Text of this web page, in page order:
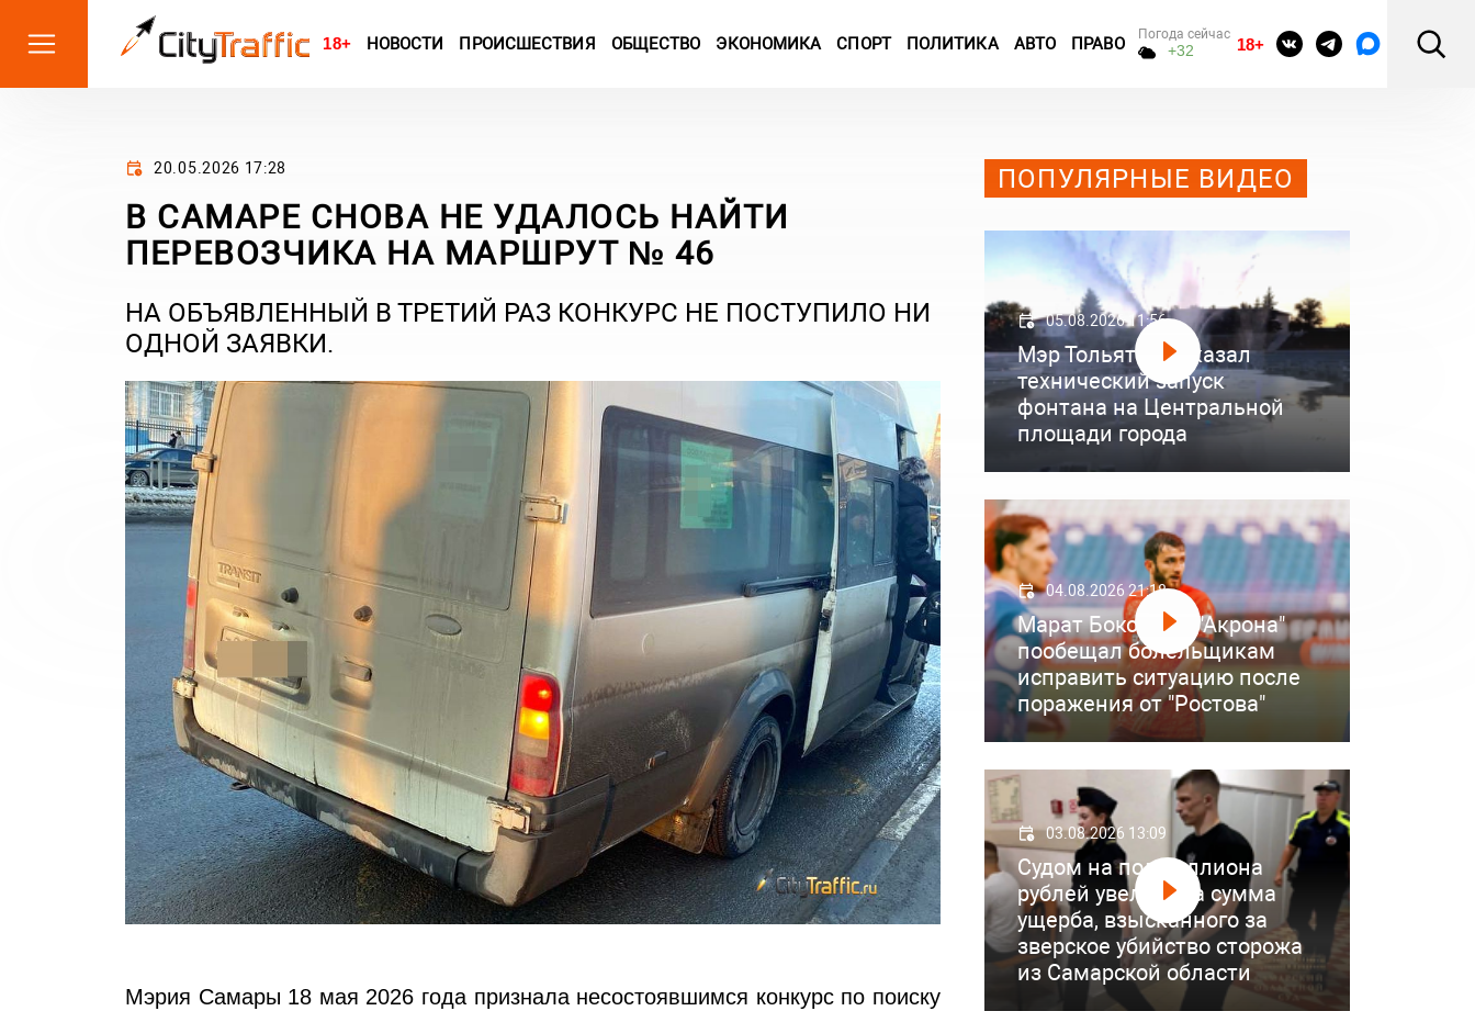
18+ НОВОСТИ ПРОИСШЕСТВИЯ ОБЩЕСТВО ЭКОНОМИКА СПОРТ ПОЛИТИКА АВТО ПРАВО Погода сейчас
+32 18+
20.05.2026 17:28
В САМАРЕ СНОВА НЕ УДАЛОСЬ НАЙТИ
ПЕРЕВОЗЧИКА НА МАРШРУТ № 46
НА ОБЪЯВЛЕННЫЙ В ТРЕТИЙ РАЗ КОНКУРС НЕ ПОСТУПИЛО НИ
ОДНОЙ ЗАЯВКИ.
Мэрия Самары 18 мая 2026 года признала несостоявшимся конкурс по поиску
ПОПУЛЯРНЫЕ ВИДЕО
05.08.2026 11:56
Мэр Тольятти показал
технический запуск
фонтана на Центральной
площади города
04.08.2026 21:18
Марат Бокоев из "Акрона"
пообещал болельщикам
исправить ситуацию после
поражения от "Ростова"
03.08.2026 13:09
Судом на полмиллиона
рублей увеличена сумма
ущерба, взысканного за
зверское убийство сторожа
из Самарской области